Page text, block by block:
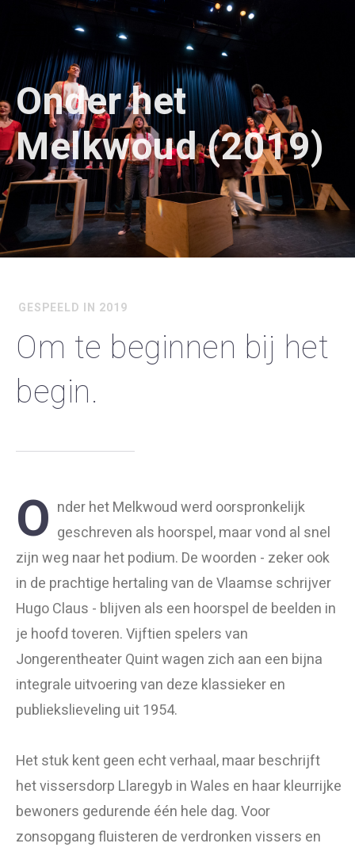
Onder het
Melkwoud (2019)
GESPEELD IN 2019
Om te beginnen bij het
begin.
O nder het Melkwoud werd oorspronkelijk
geschreven als hoorspel, maar vond al snel
zijn weg naar het podium. De woorden - zeker ook
in de prachtige hertaling van de Vlaamse schrijver
Hugo Claus - blijven als een hoorspel de beelden in
je hoofd toveren. Vijftien spelers van
Jongerentheater Quint wagen zich aan een bijna
integrale uitvoering van deze klassieker en
publiekslieveling uit 1954.
Het stuk kent geen echt verhaal, maar beschrijft
het vissersdorp Llaregyb in Wales en haar kleurrijke
bewoners gedurende één hele dag. Voor
zonsopgang fluisteren de verdronken vissers en